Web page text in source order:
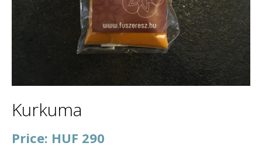
Kurkuma
Price: HUF 290